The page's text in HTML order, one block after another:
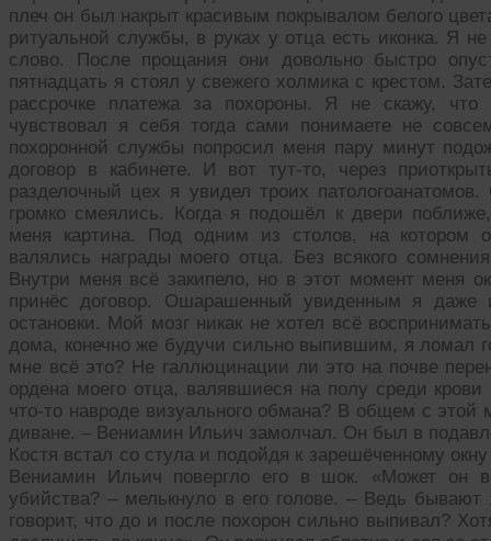
плеч он был накрыт красивым покрывалом белого
ритуальной службы, в руках у отца есть иконка. Я
слово. После прощания они довольно быстро
пятнадцать я стоял у свежего холмика с крестом.
рассрочке платежа за похороны. Я не скажу,
чувствовал я себя тогда сами понимаете не
похоронной службы попросил меня пару минут
договор в кабинете. И вот тут-то, через
разделочный цех я увидел троих
громко смеялись. Когда я подошёл к двери
меня картина. Под одним из столов, на котором
валялись награды моего отца. Без всякого
Внутри меня всё закипело, но в этот момент меня
принёс договор. Ошарашенный увиденным я даже
остановки. Мой мозг никак не хотел всё
дома, конечно же будучи сильно выпившим, я ломал
мне всё это? Не галлюцинации ли это на почве
ордена моего отца, валявшиеся на полу среди
что-то навроде визуального обмана? В общем с
диване. – Вениамин Ильич замолчал. Он был в
Костя встал со стула и подойдя к зарешёченному
Вениамин Ильич повергло его в шок. «Может он
убийства? – мелькнуло в его голове. – Ведь
говорит, что до и после похорон сильно выпивал?